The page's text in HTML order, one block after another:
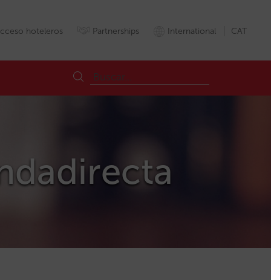
hoteleros Partnerships International CAT